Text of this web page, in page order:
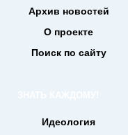
Архив новостей
О проекте
Поиск по сайту
Идеология